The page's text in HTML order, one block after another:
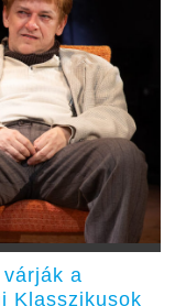
a
Klasszikusok